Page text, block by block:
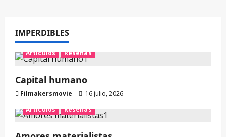
IMPERDIBLES
Artículos Reseñas
Capital humano
Filmakersmovie
16 julio, 2026
Artículos
Reseñas